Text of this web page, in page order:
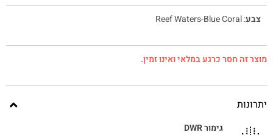
צבע:
Reef Waters-Blue Coral
מוצר זה חסר כרגע במלאי ואינו זמין.
יתרונות
גימור DWR